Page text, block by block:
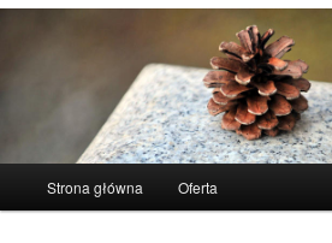
główne
Przeskocz
Przeskocz
Strona główna Oferta